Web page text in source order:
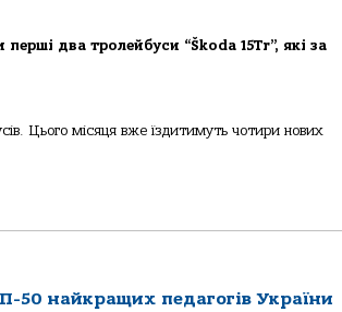
два тролейбуси “Škoda 15Tr”, які за
Цього місяця вже їздитимуть чотири нових
50 найкращих педагогів України